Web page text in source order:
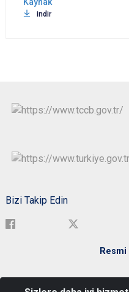
indir
Bizi Takip Edin
Resmi